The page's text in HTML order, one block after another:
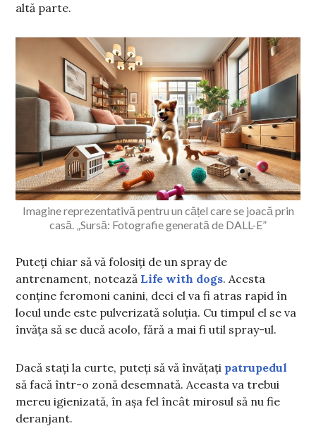
altă parte.
Imagine reprezentativă pentru un cățel care se joacă prin
casă. „Sursă: Fotografie generată de DALL-E”
Puteți chiar să vă folosiți de un spray de
antrenament, notează Life with dogs. Acesta
conține feromoni canini, deci el va fi atras rapid în
locul unde este pulverizată soluția. Cu timpul el se va
învăța să se ducă acolo, fără a mai fi util spray-ul.
Dacă stați la curte, puteți să vă învățați patrupedul
să facă într-o zonă desemnată. Aceasta va trebui
mereu igienizată, în așa fel încât mirosul să nu fie
deranjant.